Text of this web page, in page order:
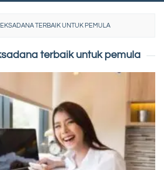
TERBAIK UNTUK PEMULA
terbaik untuk pemula